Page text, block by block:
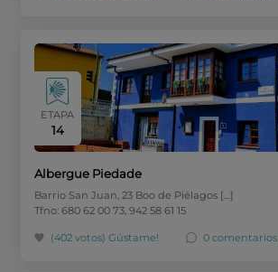
ETAPA
14
Albergue Piedade
Barrio San Juan, 23 Boo de Piélagos […]
Tfno: 680 62 00 73, 942 58 61 15
(402 votos)Gústame! 0 comentarios